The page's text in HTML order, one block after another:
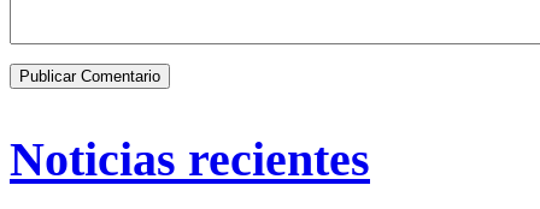
Noticias recientes